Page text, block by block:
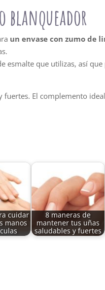
blanqueador
un envase con zumo de
esmalte que utilizas, así
El complemento
cuidar
manos
8 maneras de
mantener tus uñas
saludables y fuertes